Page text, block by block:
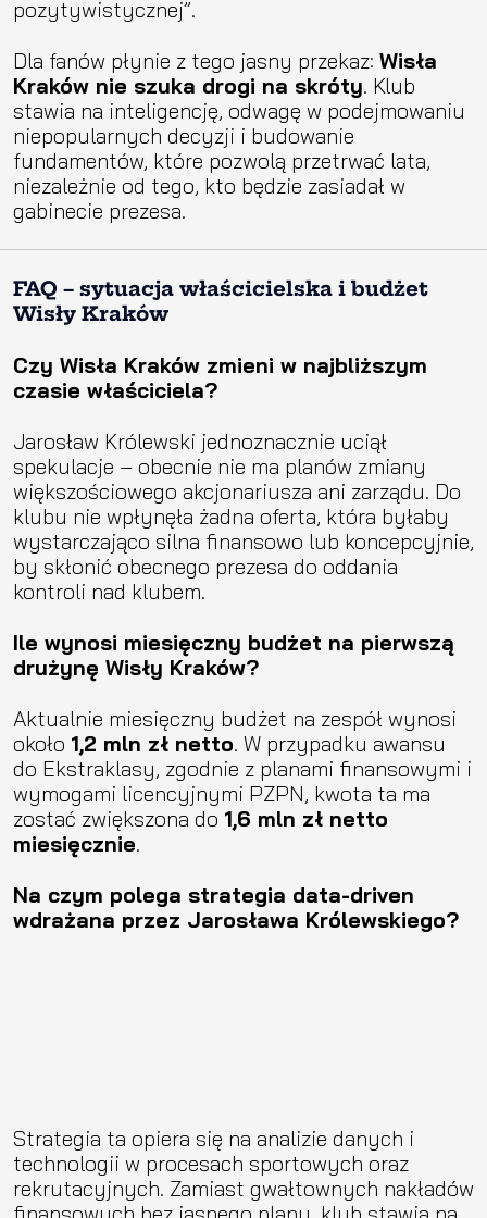
pozytywistycznej”.
Dla fanów płynie z tego jasny przekaz: Wisła
Kraków nie szuka drogi na skróty. Klub
stawia na inteligencję, odwagę w podejmowaniu
niepopularnych decyzji i budowanie
fundamentów, które pozwolą przetrwać lata,
niezależnie od tego, kto będzie zasiadał w
gabinecie prezesa.
FAQ – sytuacja właścicielska i budżet
Wisły Kraków
Czy Wisła Kraków zmieni w najbliższym
czasie właściciela?
Jarosław Królewski jednoznacznie uciął
spekulacje – obecnie nie ma planów zmiany
większościowego akcjonariusza ani zarządu. Do
klubu nie wpłynęła żadna oferta, która byłaby
wystarczająco silna finansowo lub koncepcyjnie,
by skłonić obecnego prezesa do oddania
kontroli nad klubem.
Ile wynosi miesięczny budżet na pierwszą
drużynę Wisły Kraków?
Aktualnie miesięczny budżet na zespół wynosi
około 1,2 mln zł netto. W przypadku awansu
do Ekstraklasy, zgodnie z planami finansowymi i
wymogami licencyjnymi PZPN, kwota ta ma
zostać zwiększona do 1,6 mln zł netto
miesięcznie.
Na czym polega strategia data-driven
wdrażana przez Jarosława Królewskiego?
Strategia ta opiera się na analizie danych i
technologii w procesach sportowych oraz
rekrutacyjnych. Zamiast gwałtownych nakładów